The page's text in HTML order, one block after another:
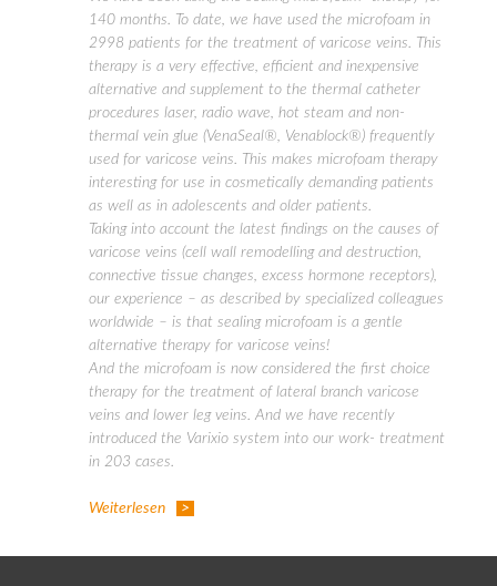
140 months. To date, we have used the microfoam in
2998 patients for the treatment of varicose veins. This
therapy is a very effective, efficient and inexpensive
alternative and supplement to the thermal catheter
procedures laser, radio wave, hot steam and non-
thermal vein glue (VenaSeal®, Venablock®) frequently
used for varicose veins. This makes microfoam therapy
interesting for use in cosmetically demanding patients
as well as in adolescents and older patients.
Taking into account the latest findings on the causes of
varicose veins (cell wall remodelling and destruction,
connective tissue changes, excess hormone receptors),
our experience – as described by specialized colleagues
worldwide – is that sealing microfoam is a gentle
alternative therapy for varicose veins!
And the microfoam is now considered the first choice
therapy for the treatment of lateral branch varicose
veins and lower leg veins. And we have recently
introduced the Varixio system into our work- treatment
in 203 cases.
Weiterlesen